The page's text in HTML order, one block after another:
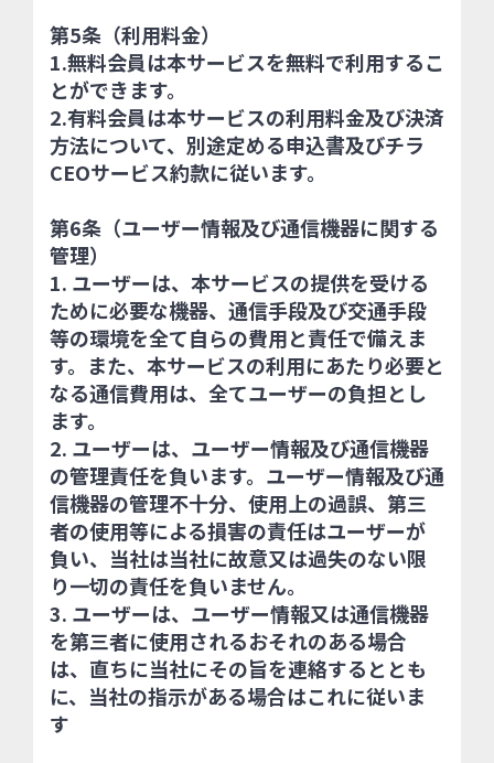
第5条（利用料金）
1.無料会員は本サービスを無料で利用するこ
とができます。
2.有料会員は本サービスの利用料金及び決済
方法について、別途定める申込書及びチラ
CEOサービス約款に従います。
第6条（ユーザー情報及び通信機器に関する
管理）
1. ユーザーは、本サービスの提供を受ける
ために必要な機器、通信手段及び交通手段
等の環境を全て自らの費用と責任で備えま
す。また、本サービスの利用にあたり必要と
なる通信費用は、全てユーザーの負担とし
ます。
2. ユーザーは、ユーザー情報及び通信機器
の管理責任を負います。ユーザー情報及び通
信機器の管理不十分、使用上の過誤、第三
者の使用等による損害の責任はユーザーが
負い、当社は当社に故意又は過失のない限
り一切の責任を負いません。
3. ユーザーは、ユーザー情報又は通信機器
を第三者に使用されるおそれのある場合
は、直ちに当社にその旨を連絡するととも
に、当社の指示がある場合はこれに従いま
す